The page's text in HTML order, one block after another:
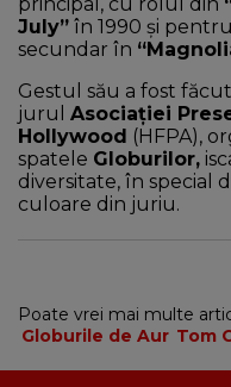
July” în 1990 și
secundar în
Gestul său a fost
jurul Asociaţiei
Hollywood (HFPA),
spatele Globurilor,
diversitate, în special
culoare din juriu.
Poate vrei mai multe
Globurile de Aur Tom